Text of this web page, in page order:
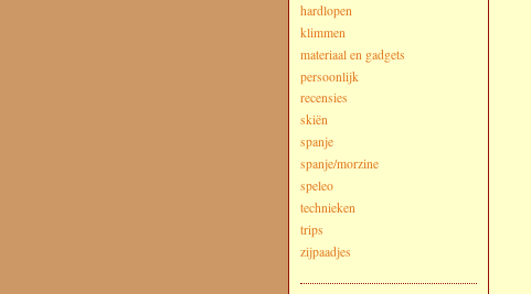
hardlopen
klimmen
materiaal en gadgets
persoonlijk
recensies
skiën
spanje
spanje/morzine
speleo
technieken
trips
zijpaadjes